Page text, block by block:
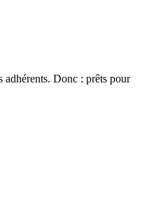
adhérents. Donc : prêts pour